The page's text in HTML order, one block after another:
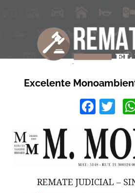
Excelente
REMATE JUDICIAL –